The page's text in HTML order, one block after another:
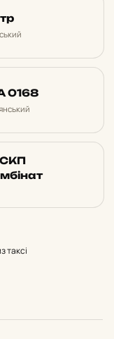
0168
таксі